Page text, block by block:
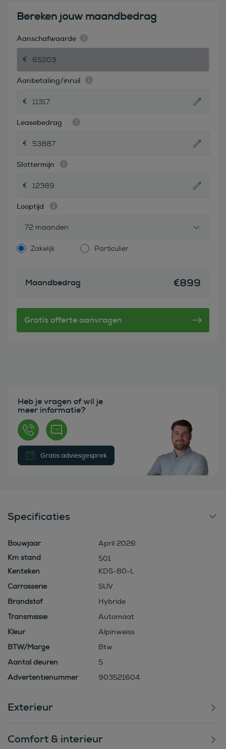
Bereken jouw maandbedrag
Aanschafwaarde
Aanbetaling/inruil
Leasebedrag
Slottermijn
Looptijd
72 maanden
Zakelijk Particulier
Maandbedrag €899
Heb je vragen of wil je
meer informatie?
Gratis adviesgesprek
Specificaties
Bouwjaar
April 2026
501
Kenteken
KDS-80-L
Carrosserie
SUV
Brandstof
Hybride
Transmissie
Automaat
Kleur
Alpinweiss
BTW/Marge
Btw
Aantal deuren
5
Advertentienummer
903521604
Exterieur
Comfort & interieur